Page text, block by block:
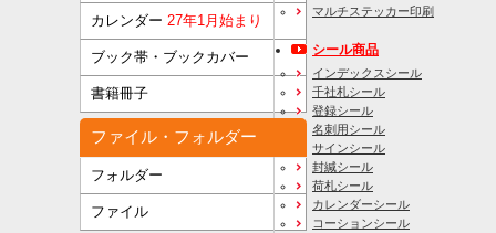
カレンダー 27年1月始まり
ブック帯・ブックカバー
書籍冊子
ファイル・フォルダー
フォルダー
ファイル
マルチステッカー印刷
シール商品
インデックスシール
千社札シール
登録シール
名刺用シール
サインシール
封緘シール
荷札シール
カレンダーシール
コーションシール